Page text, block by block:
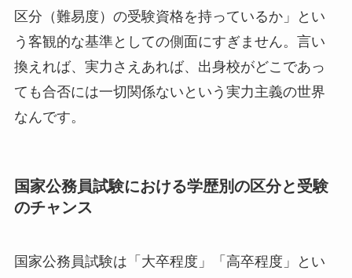
区分（難易度）の受験資格を持っているか」とい
う客観的な基準としての側面にすぎません。言い
換えれば、実力さえあれば、出身校がどこであっ
ても合否には一切関係ないという実力主義の世界
なんです。
国家公務員試験における学歴別の区分と受験
のチャンス
国家公務員試験は「大卒程度」「高卒程度」とい